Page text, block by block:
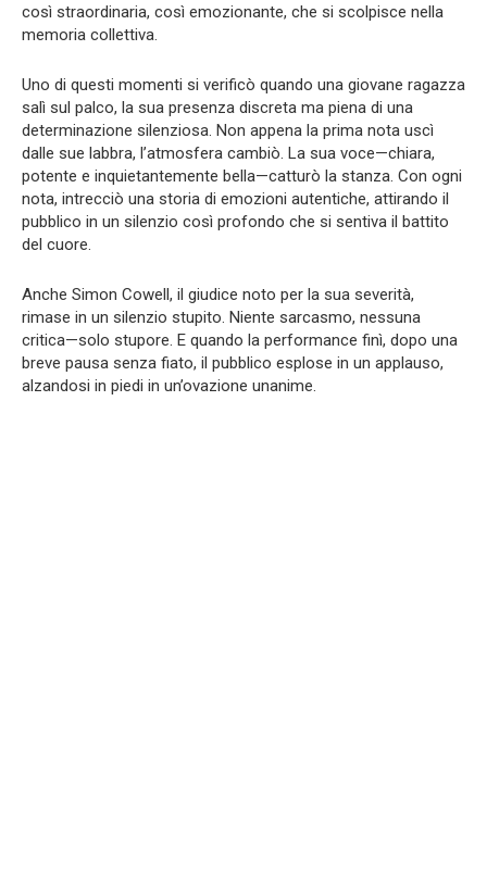
così straordinaria, così emozionante, che si scolpisce nella
memoria collettiva.
Uno di questi momenti si verificò quando una giovane ragazza
salì sul palco, la sua presenza discreta ma piena di una
determinazione silenziosa. Non appena la prima nota uscì
dalle sue labbra, l’atmosfera cambiò. La sua voce—chiara,
potente e inquietantemente bella—catturò la stanza. Con ogni
nota, intrecciò una storia di emozioni autentiche, attirando il
pubblico in un silenzio così profondo che si sentiva il battito
del cuore.
Anche Simon Cowell, il giudice noto per la sua severità,
rimase in un silenzio stupito. Niente sarcasmo, nessuna
critica—solo stupore. E quando la performance finì, dopo una
breve pausa senza fiato, il pubblico esplose in un applauso,
alzandosi in piedi in un’ovazione unanime.